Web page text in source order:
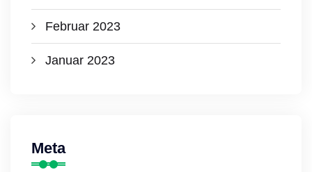
Februar 2023
Januar 2023
Meta